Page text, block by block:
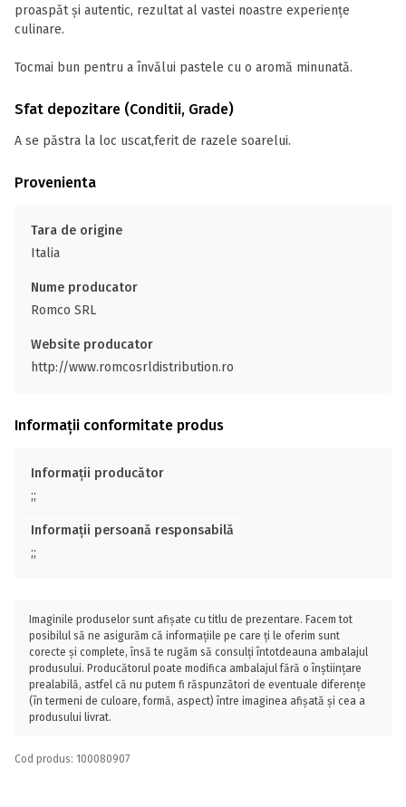
proaspăt și autentic, rezultat al vastei noastre experiențe
culinare.
Tocmai bun pentru a învălui pastele cu o aromă minunată.
Sfat depozitare (Conditii, Grade)
A se păstra la loc uscat,ferit de razele soarelui.
Provenienta
Tara de origine
Italia
Nume producator
Romco SRL
Website producator
http://www.romcosrldistribution.ro
Informații conformitate produs
Informații producător
;;
Informații persoană responsabilă
;;
Imaginile produselor sunt afișate cu titlu de prezentare. Facem tot
posibilul să ne asigurăm că informațiile pe care ți le oferim sunt
corecte și complete, însă te rugăm să consulți întotdeauna ambalajul
produsului. Producătorul poate modifica ambalajul fără o înștiințare
prealabilă, astfel că nu putem fi răspunzători de eventuale diferențe
(în termeni de culoare, formă, aspect) între imaginea afișată și cea a
produsului livrat.
Cod produs: 100080907